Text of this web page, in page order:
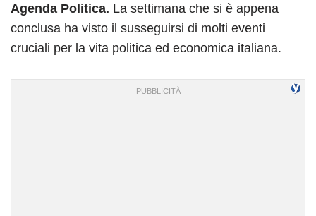
Agenda Politica. La settimana che si è appena
conclusa ha visto il susseguirsi di molti eventi
cruciali per la vita politica ed economica italiana.